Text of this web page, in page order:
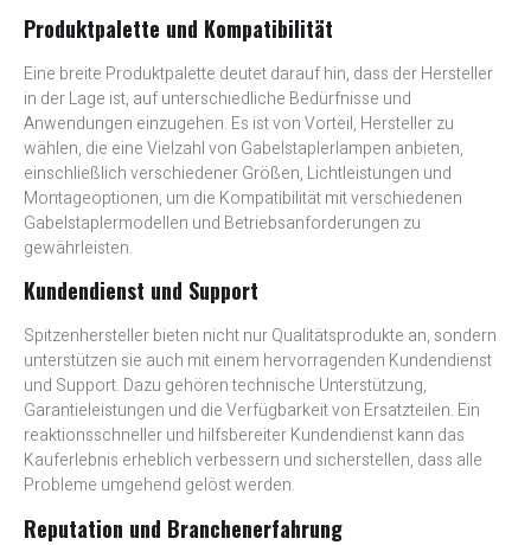
Produktpalette und Kompatibilität
Eine breite Produktpalette deutet darauf hin, dass der Hersteller
in der Lage ist, auf unterschiedliche Bedürfnisse und
Anwendungen einzugehen. Es ist von Vorteil, Hersteller zu
wählen, die eine Vielzahl von Gabelstaplerlampen anbieten,
einschließlich verschiedener Größen, Lichtleistungen und
Montageoptionen, um die Kompatibilität mit verschiedenen
Gabelstaplermodellen und Betriebsanforderungen zu
gewährleisten.
Kundendienst und Support
Spitzenhersteller bieten nicht nur Qualitätsprodukte an, sondern
unterstützen sie auch mit einem hervorragenden Kundendienst
und Support. Dazu gehören technische Unterstützung,
Garantieleistungen und die Verfügbarkeit von Ersatzteilen. Ein
reaktionsschneller und hilfsbereiter Kundendienst kann das
Kauferlebnis erheblich verbessern und sicherstellen, dass alle
Probleme umgehend gelöst werden.
Reputation und Branchenerfahrung